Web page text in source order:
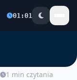
01:01
1 min czytania